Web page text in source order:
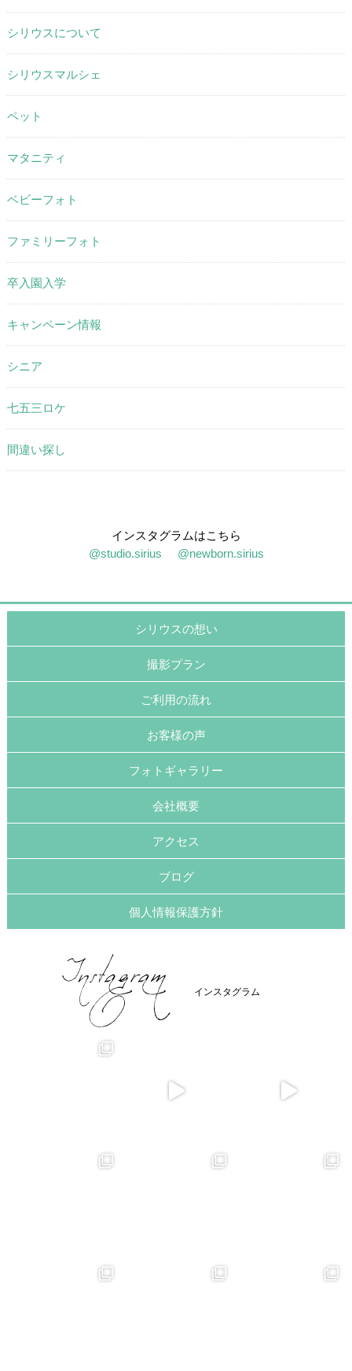
シリウスについて
シリウスマルシェ
ペット
マタニティ
ベビーフォト
ファミリーフォト
卒入園入学
キャンペーン情報
シニア
七五三ロケ
間違い探し
インスタグラムはこちら
@studio.sirius
@newborn.sirius
シリウスの想い
撮影プラン
ご利用の流れ
お客様の声
フォトギャラリー
会社概要
アクセス
ブログ
個人情報保護方針
インスタグラム